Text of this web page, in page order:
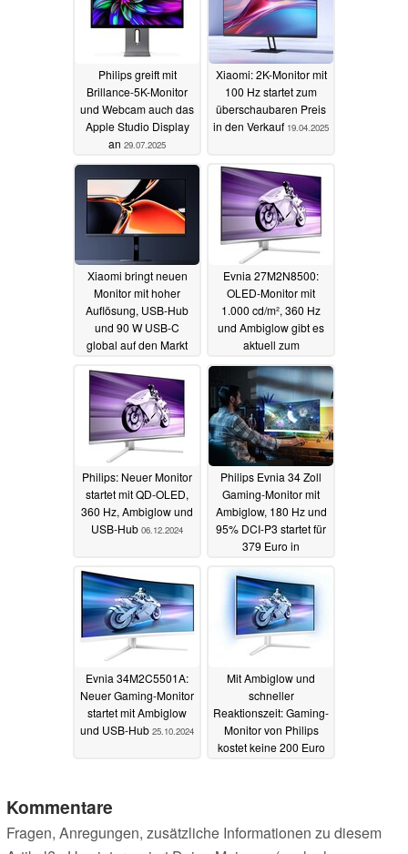
Philips greift mit
Brillance-5K-Monitor
und Webcam auch das
Apple Studio Display
an 29.07.2025
Xiaomi: 2K-Monitor mit
100 Hz startet zum
überschaubaren Preis
in den Verkauf 19.04.2025
Xiaomi bringt neuen
Monitor mit hoher
Auflösung, USB-Hub
und 90 W USB-C
global auf den Markt
Evnia 27M2N8500:
OLED-Monitor mit
1.000 cd/m², 360 Hz
und Ambiglow gibt es
aktuell zum
Schnäppchenpreis
17.12.2024
Philips: Neuer Monitor
startet mit QD-OLED,
360 Hz, Ambiglow und
USB-Hub 06.12.2024
Philips Evnia 34 Zoll
Gaming-Monitor mit
Ambiglow, 180 Hz und
95% DCI-P3 startet für
379 Euro in
Evnia 34M2C5501A:
Neuer Gaming-Monitor
startet mit Ambiglow
und USB-Hub 25.10.2024
Mit Ambiglow und
schneller
Reaktionszeit: Gaming-
Monitor von Philips
kostet keine 200 Euro
Kommentare
Fragen, Anregungen, zusätzliche Informationen zu diesem